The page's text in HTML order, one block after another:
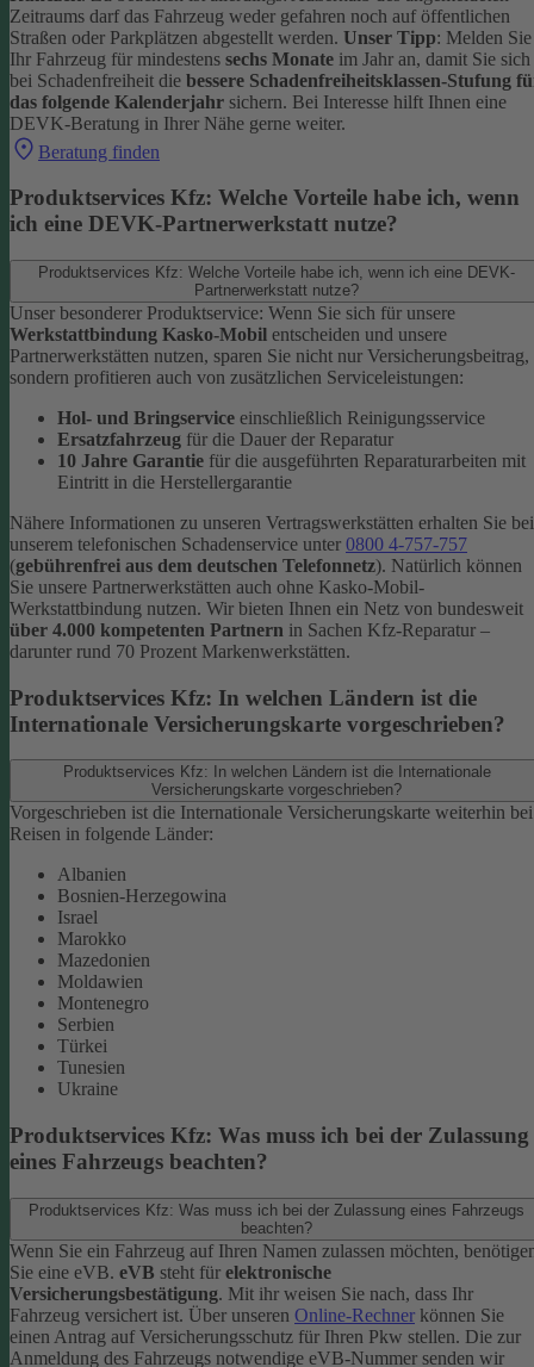
Zeitraums darf das Fahrzeug weder gefahren noch auf öffentlichen
Straßen oder Parkplätzen abgestellt werden. Unser Tipp: Melden Sie
Ihr Fahrzeug für mindestens sechs Monate im Jahr an, damit Sie sich
bei Schadenfreiheit die bessere Schadenfreiheitsklassen-Stufung
das folgende Kalenderjahr sichern. Bei Interesse hilft Ihnen eine
DEVK-Beratung in Ihrer Nähe gerne weiter.
Beratung finden
Produktservices Kfz: Welche Vorteile habe ich, wenn
ich eine DEVK-Partnerwerkstatt nutze?
Produktservices Kfz: Welche Vorteile habe ich, wenn ich eine DEVK-
Partnerwerkstatt nutze?
Unser besonderer Produktservice: Wenn Sie sich für unsere
Werkstattbindung Kasko-Mobil entscheiden und unsere
Partnerwerkstätten nutzen, sparen Sie nicht nur Versicherungsbeitrag,
sondern profitieren auch von zusätzlichen Serviceleistungen:
Hol- und Bringservice einschließlich Reinigungsservice
Ersatzfahrzeug für die Dauer der Reparatur
10 Jahre Garantie für die ausgeführten Reparaturarbeiten mit
Eintritt in die Herstellergarantie
Nähere Informationen zu unseren Vertragswerkstätten erhalten Sie bei
unserem telefonischen Schadenservice unter 0800 4-757-757
(gebührenfrei aus dem deutschen Telefonnetz). Natürlich können
Sie unsere Partnerwerkstätten auch ohne Kasko-Mobil-
Werkstattbindung nutzen. Wir bieten Ihnen ein Netz von bundesweit
über 4.000 kompetenten Partnern in Sachen Kfz-Reparatur –
darunter rund 70 Prozent Markenwerkstätten.
Produktservices Kfz: In welchen Ländern ist die
Internationale Versicherungskarte vorgeschrieben?
Produktservices Kfz: In welchen Ländern ist die Internationale
Versicherungskarte vorgeschrieben?
Vorgeschrieben ist die Internationale Versicherungskarte weiterhin bei
Reisen in folgende Länder:
Albanien
Bosnien-Herzegowina
Israel
Marokko
Mazedonien
Moldawien
Montenegro
Serbien
Türkei
Tunesien
Ukraine
Produktservices Kfz: Was muss ich bei der Zulassung
eines Fahrzeugs beachten?
Produktservices Kfz: Was muss ich bei der Zulassung eines Fahrzeugs
beachten?
Wenn Sie ein Fahrzeug auf Ihren Namen zulassen möchten,
Sie eine eVB. eVB steht für elektronische
Versicherungsbestätigung. Mit ihr weisen Sie nach, dass Ihr
Fahrzeug versichert ist. Über unseren Online-Rechner können Sie
einen Antrag auf Versicherungsschutz für Ihren Pkw stellen. Die zur
Anmeldung des Fahrzeugs notwendige eVB-Nummer senden wir